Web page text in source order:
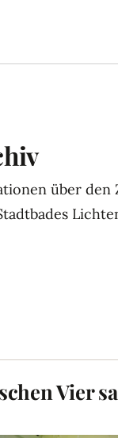
über den
Vier